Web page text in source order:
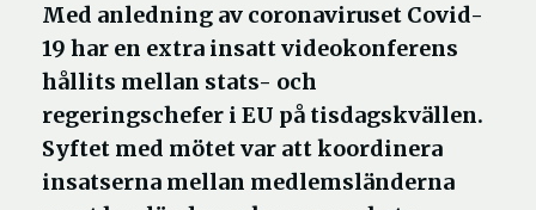
Med anledning av coronaviruset Covid-
19 har en extra insatt videokonferens
hållits mellan stats- och
regeringschefer i EU på tisdagskvällen.
Syftet med mötet var att koordinera
insatserna mellan medlemsländerna